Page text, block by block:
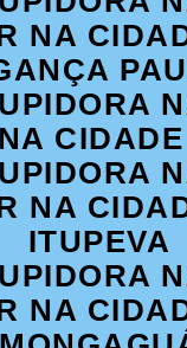
NA
NA
ITUPEVA
NA